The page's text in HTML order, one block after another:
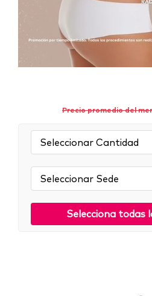
Precio promedio del
Cantidad:
Sede:
Selecciona todas